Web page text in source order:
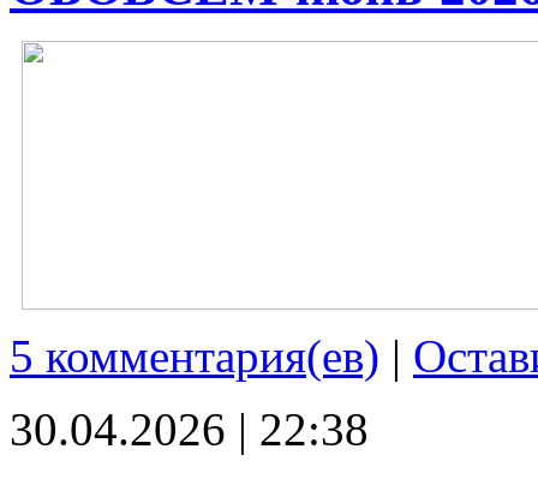
5 комментария(ев) |
30.04.2026 | 22:38